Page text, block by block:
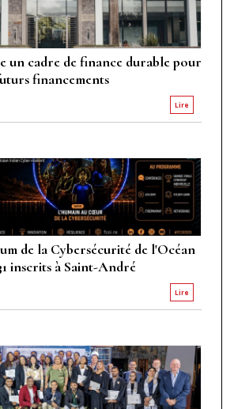
un cadre de finance durable pour
financements
Lire
de la Cybersécurité de l'Océan
inscrits à Saint-André
Lire